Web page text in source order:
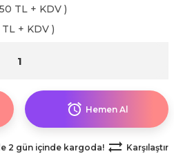
TL + KDV )
+ KDV )
Hemen Al
2 gün içinde kargoda! Karşılaştır